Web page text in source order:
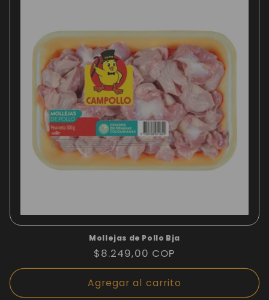
Mollejas de Pollo Bja
Precio
habitual
$8.249,00 COP
Agregar al carrito